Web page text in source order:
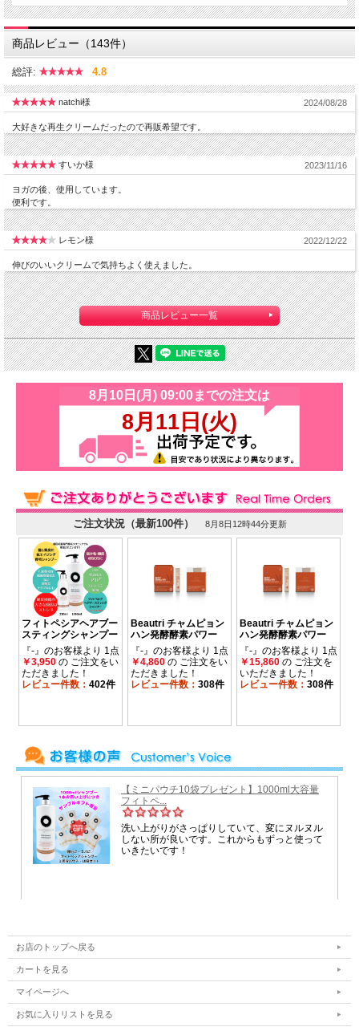
●肌修復に昔から今でも重用されている
ツボクサエキス
など、その他にも肌のために選び抜かれた
多種多様な天然原料が贅沢に配合されています
柔らかめのクリームは肌に伸ばした瞬間に液体の
ような瑞々しいタッチに変わり、驚く程の浸透の
速さで肌になじみます
ベタつきを一切残さない軽いクリームながらパワ
フルな保湿力があり
肌表面はすべすべに、肌の奥から柔らかになる使
い心地
ご愛用のスキンケアの質感に余分な影響を与え
ず、どんな肌質にも心地よいテクスチャーをもた
らす、頼れる１本です
エアレスポンプ容器で内容物が外気に触れること
ないため衛生的で使いやすさも抜群！
[このような方におすすめです]
●皮膚に弾力がなくキメが荒い
●乾燥によって目に見えるシワと小ジワがある
●引っ張り感が酷い肌
●トラブルと痕跡改善で悩んでる方
●IROUTINE肌再生プログラムMTSキットをお使い
の方
[製造]株ナルゼン
[製造販売]株ベストソルション
商品レビュー（143件）
総評: 4.8
natchi様 2024/08/28
大好きな再生クリームだったので再販希望です。
すいか様 2023/11/16
ヨガの後、使用しています。
便利です。
レモン様 2022/12/22
伸びのいいクリームで気持ちよく使えました。
商品レビュー一覧
お店のトップへ戻る
カートを見る
マイページへ
お気に入りリストを見る